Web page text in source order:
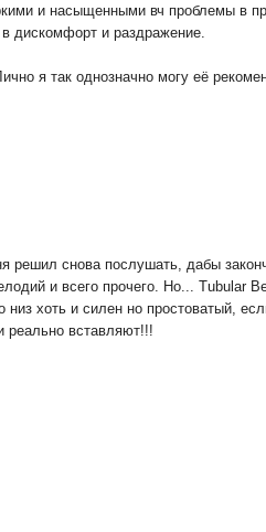
и насыщенными вч проблемы в
в дискомфорт и раздражение.
я так однозначно могу её
решил снова послушать, дабы
и всего прочего. Но... Tubular
низ хоть и силен но простоватый,
реально вставляют!!!